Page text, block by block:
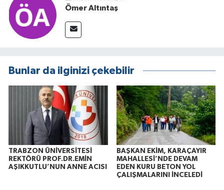
Ömer Altıntaş
Bunlar da ilginizi çekebilir
TRABZON ÜNİVERSİTESİ
REKTÖRÜ PROF.DR.EMİN
AŞIKKUTLU’NUN ANNE ACISI
BAŞKAN EKİM, KARAÇAYIR
MAHALLESİ’NDE DEVAM
EDEN KURU BETON YOL
ÇALIŞMALARINI İNCELEDİ